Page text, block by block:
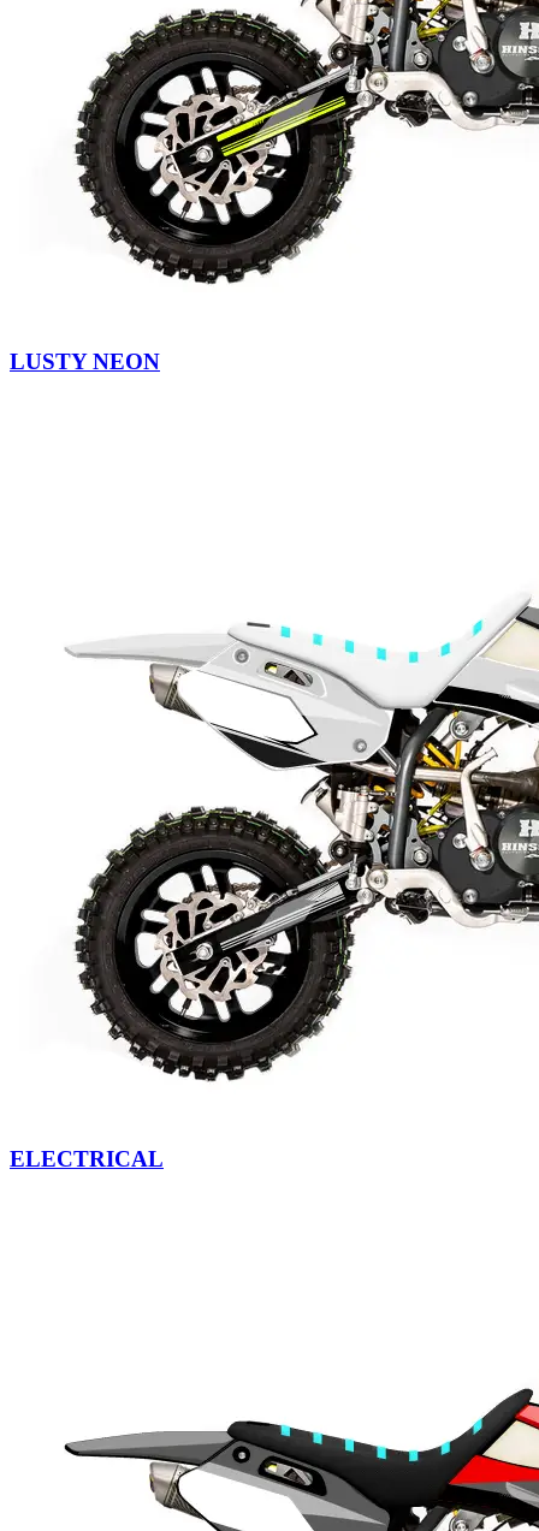
LUSTY NEON
ELECTRICAL